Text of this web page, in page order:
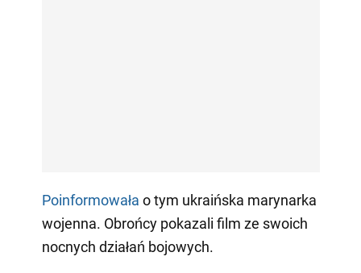
Poinformowała o tym ukraińska marynarka
wojenna. Obrońcy pokazali film ze swoich
nocnych działań bojowych.